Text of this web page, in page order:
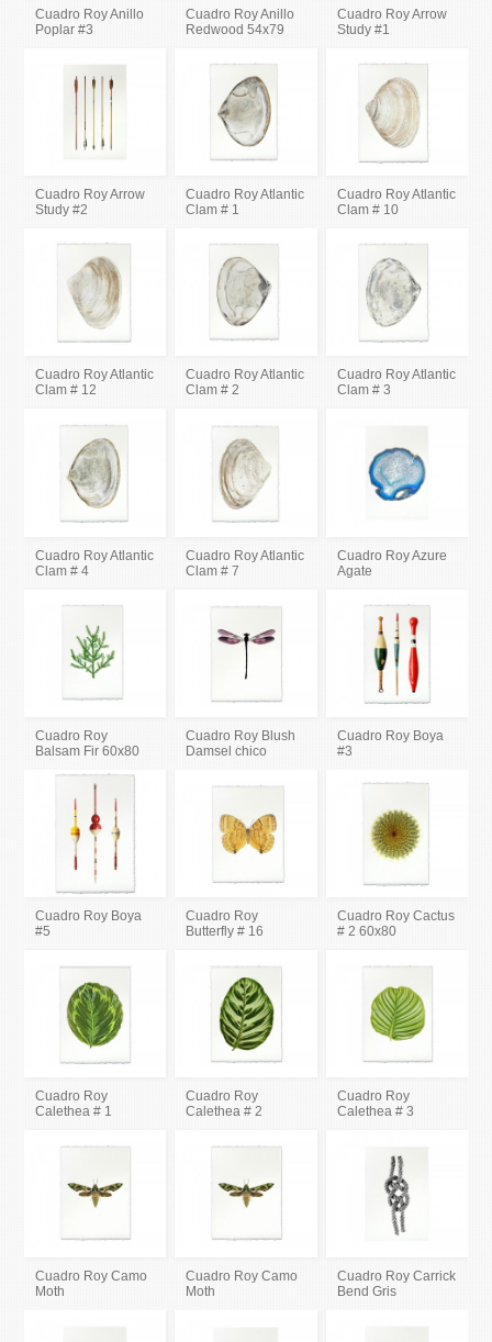
Cuadro Roy Anillo
Poplar #3
Cuadro Roy Anillo
Redwood 54x79
Cuadro Roy Arrow
Study #1
Cuadro Roy Arrow
Study #2
Cuadro Roy Atlantic
Clam # 1
Cuadro Roy Atlantic
Clam # 10
Cuadro Roy Atlantic
Clam # 12
Cuadro Roy Atlantic
Clam # 2
Cuadro Roy Atlantic
Clam # 3
Cuadro Roy Atlantic
Clam # 4
Cuadro Roy Atlantic
Clam # 7
Cuadro Roy Azure
Agate
Cuadro Roy
Balsam Fir 60x80
Cuadro Roy Blush
Damsel chico
Cuadro Roy Boya
#3
Cuadro Roy Boya
#5
Cuadro Roy
Butterfly # 16
Cuadro Roy Cactus
# 2 60x80
Cuadro Roy
Calethea # 1
Cuadro Roy
Calethea # 2
Cuadro Roy
Calethea # 3
Cuadro Roy Camo
Moth
Cuadro Roy Camo
Moth
Cuadro Roy Carrick
Bend Gris